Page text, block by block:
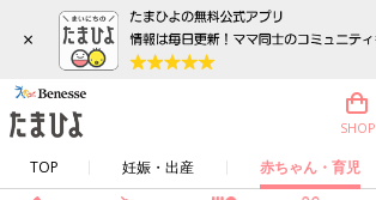
×
TOP 妊娠・出産 赤ちゃん・育児
SHOP